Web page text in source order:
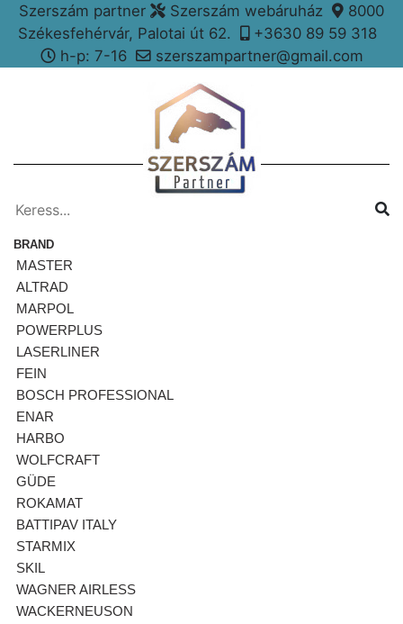
Szerszám partner Szerszám webáruház
8000
Székesfehérvár, Palotai út 62.
+3630 89 59 318
h-p: 7-16
szerszampartner@gmail.com
BRAND
MASTER
ALTRAD
MARPOL
POWERPLUS
LASERLINER
FEIN
BOSCH PROFESSIONAL
ENAR
HARBO
WOLFCRAFT
GÜDE
ROKAMAT
BATTIPAV ITALY
STARMIX
SKIL
WAGNER AIRLESS
WACKERNEUSON